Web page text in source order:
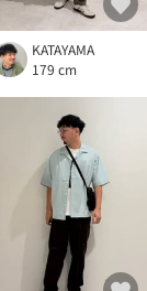
KATAYAMA
179 cm